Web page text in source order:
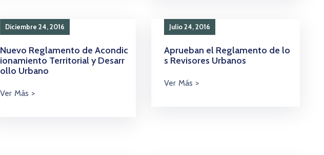
Diciembre 24, 2016
Nuevo Reglamento de Acondic
ionamiento Territorial y Desarr
ollo Urbano
Julio 24, 2016
Aprueban el Reglamento de lo
s Revisores Urbanos